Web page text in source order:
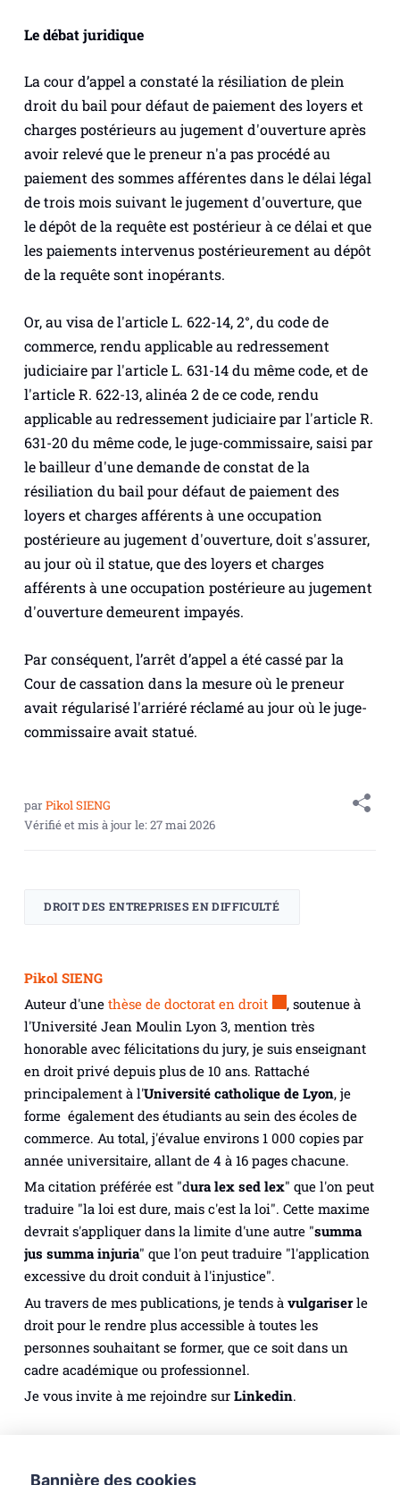
Le débat juridique
La cour d’appel a constaté la résiliation de plein
droit du bail pour défaut de paiement des loyers et
charges postérieurs au jugement d'ouverture après
avoir relevé que le preneur n'a pas procédé au
paiement des sommes afférentes dans le délai légal
de trois mois suivant le jugement d'ouverture, que
le dépôt de la requête est postérieur à ce délai et que
les paiements intervenus postérieurement au dépôt
de la requête sont inopérants.
Or,au visa de l'article L. 622-14, 2°, du code de
commerce, rendu applicable au redressement
judiciaire par l'article L. 631-14 du même code, et de
l'article R. 622-13, alinéa 2 de ce code, rendu
applicable au redressement judiciaire par l'article R.
631-20 du même code, le juge-commissaire, saisi par
le bailleur d'une demande de constat de la
résiliation du bail pour défaut de paiement des
loyers et charges afférents à une occupation
postérieure au jugement d'ouverture, doit s'assurer,
au jour où il statue, que des loyers et charges
afférents à une occupation postérieure au jugement
d'ouverture demeurent impayés.
Par conséquent, l’arrêt d’appel a été cassé par la
Cour de cassation dans la mesure où le preneur
avait régularisé l'arriéré réclamé au jour où le juge-
commissaire avait statué.
par Pikol SIENG
Vérifié et mis à jour le:27 mai 2026
DROIT DES ENTREPRISES EN DIFFICULTÉ
Pikol SIENG
Auteur d'unethèse de doctorat en droit
, soutenue à
l'Université Jean Moulin Lyon 3, mention très
honorable avec félicitations du jury, je suis enseignant
en droit privé depuis plus de 10 ans. Rattaché
principalement à l'Université catholique de Lyon, je
forme également des étudiants au sein des écoles de
commerce. Au total, j'évalue environs 1 000 copies par
année universitaire, allant de 4 à 16 pages chacune.
Ma citation préférée est "dura lex sed lex" que l'on peut
traduire "la loi est dure, mais c'est la loi". Cette maxime
devrait s'appliquer dans la limite d'une autre "summa
jus summa injuria" que l'on peut traduire "l'application
excessive du droit conduit à l'injustice".
Au travers de mes publications, je tends à vulgariserle
droit pour le rendre plus accessible à toutes les
personnes souhaitant se former, que ce soit dans un
cadre académique ou professionnel.
Je vous invite à me rejoindre sur Linkedin.
Droit des personnes
Bannière des cookies